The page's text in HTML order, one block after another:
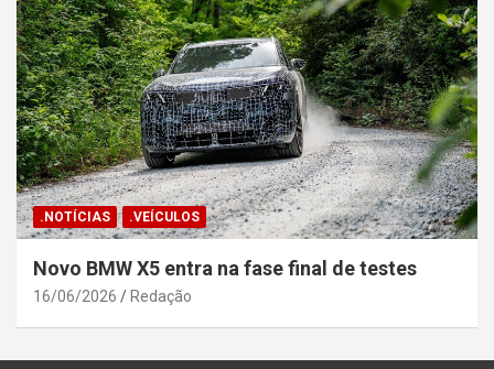
.NOTÍCIAS .VEÍCULOS
Novo BMW X5 entra na fase final de testes
16/06/2026 Redação